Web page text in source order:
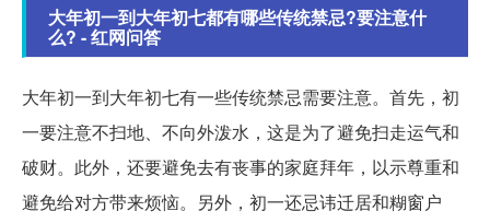
大年初一到大年初七都有哪些传统禁忌?要注意什
么? - 红网问答
大年初一到大年初七有一些传统禁忌需要注意。首先，初
一要注意不扫地、不向外泼水，这是为了避免扫走运气和
破财。此外，还要避免去有丧事的家庭拜年，以示尊重和
避免给对方带来烦恼。另外，初一还忌讳迁居和糊窗户